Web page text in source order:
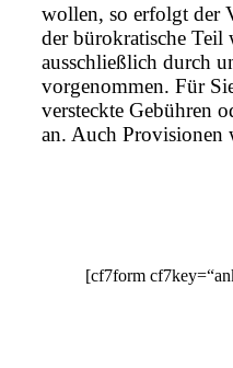
wollen, so erfolgt der
der bürokratische Teil
ausschließlich durch
vorgenommen. Für
versteckte Gebühren
an. Auch Provisionen
[cf7form